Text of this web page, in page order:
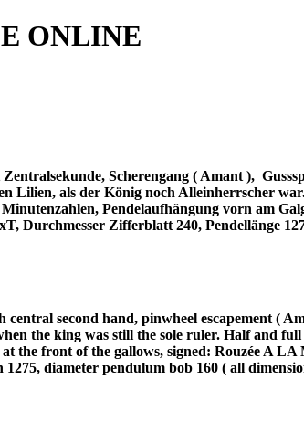
ONLINE
Scherengang ( Amant ),
Lilien, als der König noch Alleinherrscher
Pendelaufhängung vorn am
Durchmesser Zifferblatt 240, Pendellänge
second hand, pinwheel escapement (
the king was still the sole ruler. Half and
the front of the gallows, signed: Rouzée A
diameter pendulum bob 160 ( all